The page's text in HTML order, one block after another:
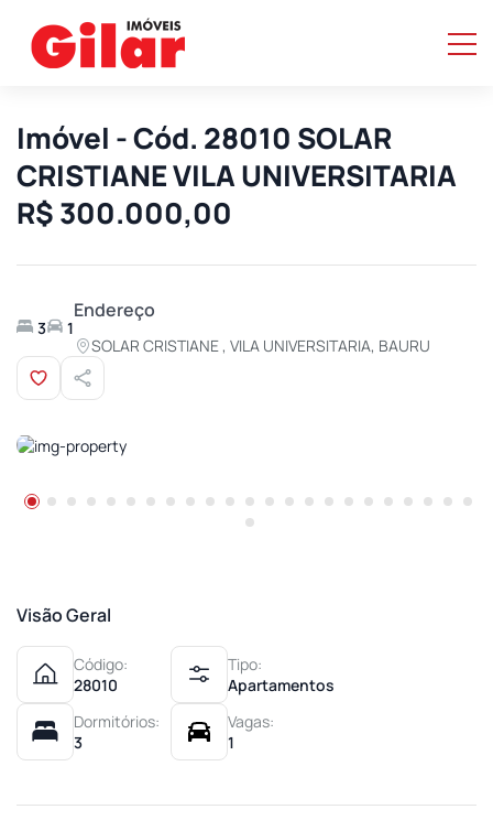
Imóvel - Cód. 28010 SOLAR
CRISTIANE VILA UNIVERSITARIA
R$ 300.000,00
3 1
Endereço
SOLAR CRISTIANE , VILA UNIVERSITARIA, BAURU
Visão Geral
Código:
28010
Tipo:
Apartamentos
Dormitórios:
3
Vagas:
1